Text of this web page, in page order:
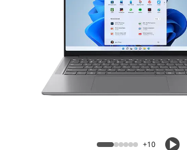
Yoga Pro 7 Gen 9 (14, AMD)
+10